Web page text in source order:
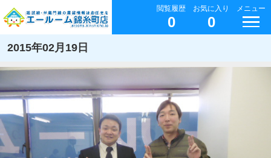
閲覧履歴
0
お気に入り
0
メニュー
2015年02月19日